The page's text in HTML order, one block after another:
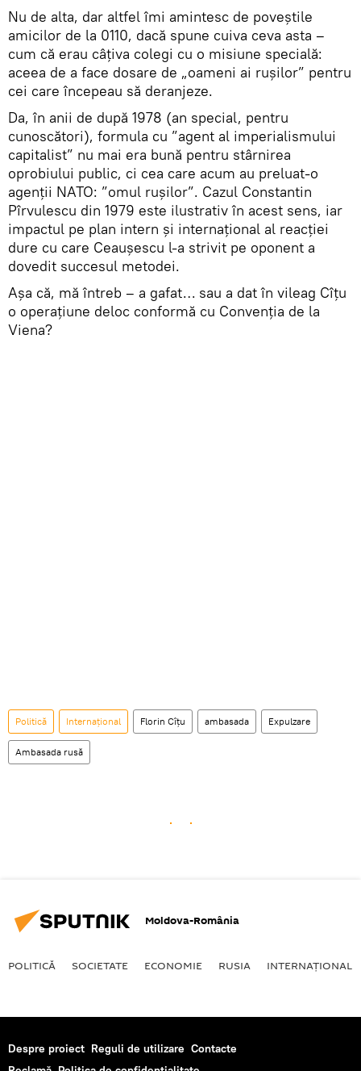
Nu de alta, dar altfel îmi amintesc de poveștile
amicilor de la 0110, dacă spune cuiva ceva asta –
cum că erau câțiva colegi cu o misiune specială:
aceea de a face dosare de „oameni ai rușilor” pentru
cei care începeau să deranjeze.
Da, în anii de după 1978 (an special, pentru
cunoscători), formula cu ”agent al imperialismului
capitalist” nu mai era bună pentru stârnirea
oprobiului public, ci cea care acum au preluat-o
agenții NATO: ”omul rușilor”. Cazul Constantin
Pîrvulescu din 1979 este ilustrativ în acest sens, iar
impactul pe plan intern și internațional al reacției
dure cu care Ceaușescu l-a strivit pe oponent a
dovedit succesul metodei.
Așa că, mă întreb – a gafat… sau a dat în vileag Cîțu
o operațiune deloc conformă cu Convenția de la
Viena?
Politică Internaţional Florin Cîţu ambasada Expulzare
Ambasada rusă
Moldova-România
POLITICĂ SOCIETATE ECONOMIE RUSIA INTERNAŢIONAL
Despre proiect Reguli de utilizare Contacte